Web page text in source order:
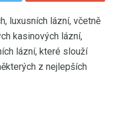
luxusních lázní, včetně
kasinových lázní,
lázní, které slouží
z nejlepších